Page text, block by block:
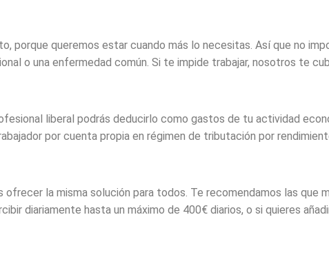
porque queremos estar cuando más lo necesitas. Así que no
o una enfermedad común. Si te impide trabajar, nosotros te
liberal podrás deducirlo como gastos de tu actividad
por cuenta propia en régimen de tributación por
la misma solución para todos. Te recomendamos las que
diariamente hasta un máximo de 400€ diarios, o si quieres